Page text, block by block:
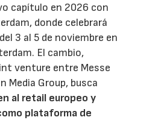
capítulo en 2026 con
donde celebrará
3 al 5 de noviembre en
El cambio,
venture entre Messe
Media Group, busca
al retail europeo y
plataforma de